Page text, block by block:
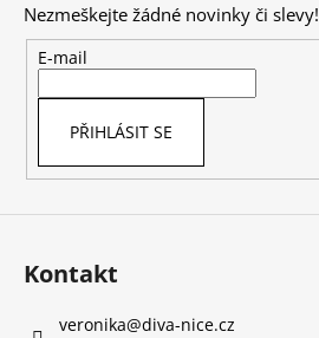
Nezmeškejte žádné novinky či slevy!
E-mail
PŘIHLÁSIT SE
Kontakt
veronika@diva-nice.cz